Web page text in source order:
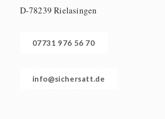
D-78239 Rielasingen
07731 976 56 70
info@sichersatt.de